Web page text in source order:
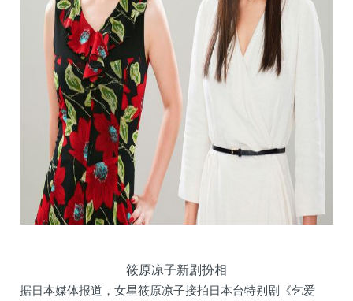
筱原凉子新剧扮相
据日本媒体报道，女星筱原凉子接拍日本台特别剧《乞爱